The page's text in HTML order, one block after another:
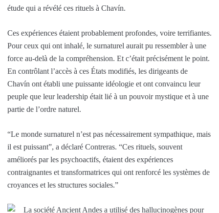
étude qui a révélé ces rituels à Chavín.
Ces expériences étaient probablement profondes, voire terrifiantes.
Pour ceux qui ont inhalé, le surnaturel aurait pu ressembler à une
force au-delà de la compréhension. Et c’était précisément le point.
En contrôlant l’accès à ces États modifiés, les dirigeants de
Chavín ont établi une puissante idéologie et ont convaincu leur
peuple que leur leadership était lié à un pouvoir mystique et à une
partie de l’ordre naturel.
“Le monde surnaturel n’est pas nécessairement sympathique, mais
il est puissant”, a déclaré Contreras. “Ces rituels, souvent
améliorés par les psychoactifs, étaient des expériences
contraignantes et transformatrices qui ont renforcé les systèmes de
croyances et les structures sociales.”